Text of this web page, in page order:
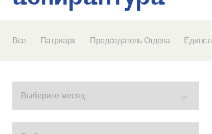
Все Патриарх Председатель Отдела